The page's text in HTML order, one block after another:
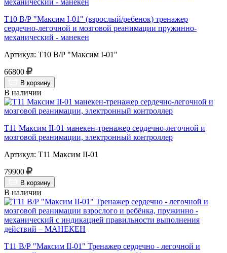
Т10 В/Р "Максим I-01" (взрослый/ребенок) тренажер
сердечно-легочной и мозговой реанимации пружинно-
механический - манекен
Артикул: Т10 В/Р "Максим I-01"
66800
В корзину
В наличии
Т11 Максим II-01 манекен-тренажер сердечно-легочной и
мозговой реанимации, электронный контроллер
Артикул: Т11 Максим II-01
79900
В корзину
В наличии
Т11 В/Р "Максим II-01" Тренажер сердечно - легочной и